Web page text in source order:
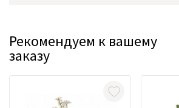
Рекомендуем к вашему
заказу